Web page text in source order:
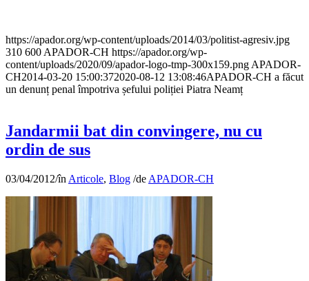
https://apador.org/wp-content/uploads/2014/03/politist-agresiv.jpg
310 600 APADOR-CH https://apador.org/wp-
content/uploads/2020/09/apador-logo-tmp-300x159.png APADOR-
CH2014-03-20 15:00:372020-08-12 13:08:46APADOR-CH a făcut
un denunț penal împotriva șefului poliției Piatra Neamț
Jandarmii bat din convingere, nu cu
ordin de sus
03/04/2012/în Articole, Blog /de APADOR-CH